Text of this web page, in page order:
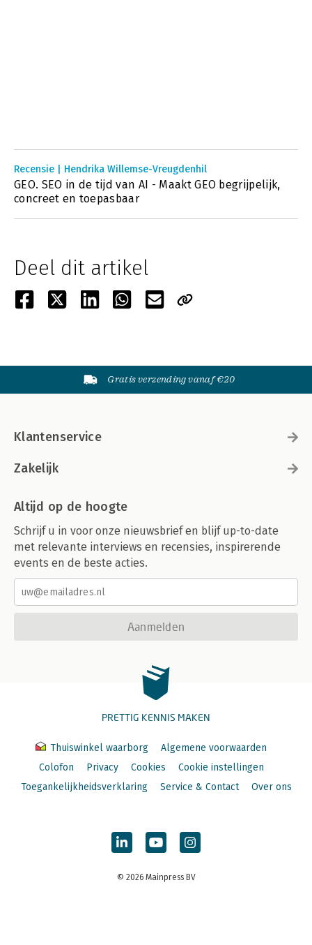
Recensie | Hendrika Willemse-Vreugdenhil
GEO. SEO in de tijd van AI - Maakt GEO begrijpelijk,
concreet en toepasbaar
Deel dit artikel
Gratis verzending vanaf €20
Klantenservice
Zakelijk
Altijd op de hoogte
Schrijf u in voor onze nieuwsbrief en blijf up-to-date
met relevante interviews en recensies, inspirerende
events en de beste acties.
Aanmelden
PRETTIG KENNIS MAKEN
Thuiswinkel waarborg
Algemene voorwaarden
Colofon
Privacy Cookies
Cookie instellingen
Toegankelijkheidsverklaring
Service & Contact Over ons
© 2026 Mainpress BV